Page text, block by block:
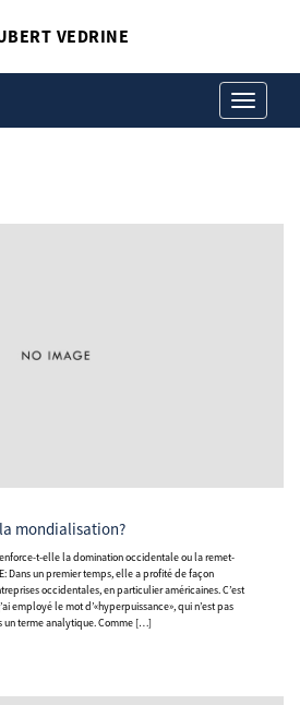
VEDRINE
Toggle
navigation
mondialisation?
Dans un premier temps, elle a profité de façon
occidentales, en particulier américaines. C’est
employé le mot d’«hyperpuissance», qui n’est pas
un terme analytique. Comme […]